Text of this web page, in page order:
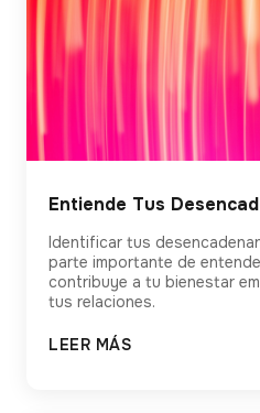
Entiende Tus
Identificar tus
parte importante de
contribuye a tu bienestar
tus relaciones.
LEER MÁS